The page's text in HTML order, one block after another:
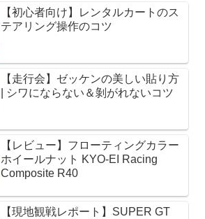
【初心者向け】レンタルカートのス
テアリング操作のコツ
【走行会】ゼッケンの美しい貼り方
| シワにならない＆剝がれないコツ
【レビュー】フローティングカラー
ホイールナット KYO-EI Racing
Composite R40
【現地観戦レポート】SUPER GT